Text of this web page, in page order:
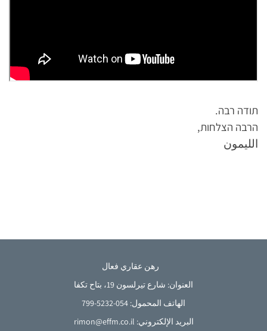
תודה רבה.
הרבה הצלחות,
الليمون
رهن عقاري فعال
العنوان: شارع تيرلسون 19، بتاح تكفا
الهاتف المحمول: 054-5232-799
البريد الإلكتروني: rimon@effm.co.il